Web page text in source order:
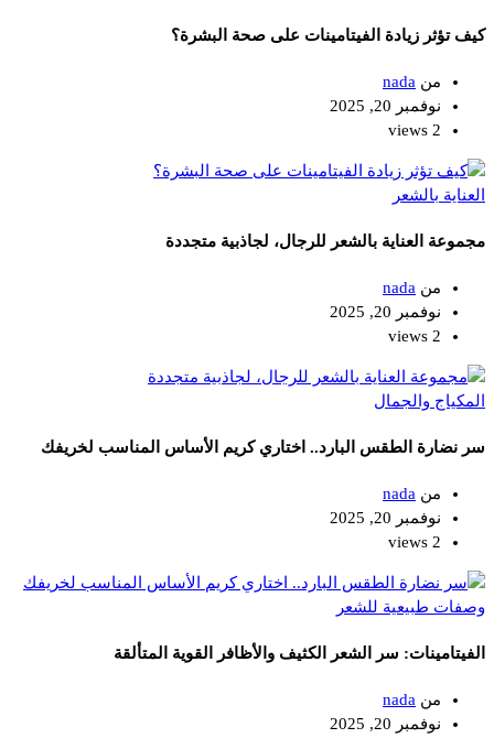
كيف تؤثر زيادة الفيتامينات على صحة البشرة؟
من nada
نوفمبر 20, 2025
2 views
العناية بالشعر
مجموعة العناية بالشعر للرجال، لجاذبية متجددة
من nada
نوفمبر 20, 2025
2 views
المكياج والجمال
سر نضارة الطقس البارد.. اختاري كريم الأساس المناسب لخريفك
من nada
نوفمبر 20, 2025
2 views
وصفات طبيعية للشعر
الفيتامينات: سر الشعر الكثيف والأظافر القوية المتألقة
من nada
نوفمبر 20, 2025